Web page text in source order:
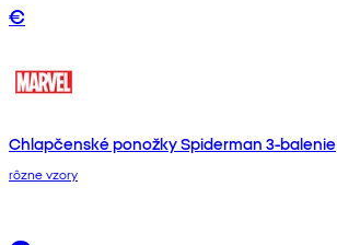
€
Chlapčenské ponožky Spiderman 3-balenie
rôzne vzory